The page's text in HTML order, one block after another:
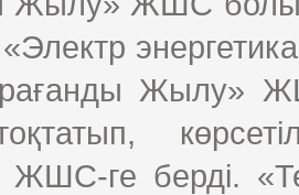
Жылу»
ЖШС-ге берді.